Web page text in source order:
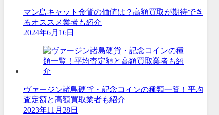
マン島キャット金貨の価値は？高額買取が期待でき
るオススメ業者も紹介
2024年6月16日
ヴァージン諸島硬貨・記念コインの種類一覧！平均
査定額と高額買取業者も紹介
2023年11月28日